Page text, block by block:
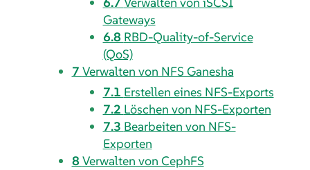
Gateways
6.8 RBD-Quality-of-Service
(QoS)
7 Verwalten von NFS Ganesha
7.1 Erstellen eines NFS-Exports
7.2 Löschen von NFS-Exporten
7.3 Bearbeiten von NFS-
Exporten
8 Verwalten von CephFS